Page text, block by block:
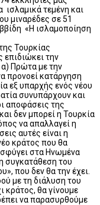
ισλαμικά τεμένη και
μιναρέδες σε 51
«Η ισλαμοποίηση
Τουρκίας
επιδιώκει την
Πρώτα με την
προνοεί κατάργηση
εξ υπαρχής ενός νέου
συνυπάρχουν και
αποφάσεις της
δεν μπορεί η Τουρκία
να απαλλαγεί η
αυτές είναι η
κράτος που θα
στα Ηνωμένα
συγκατάθεση του
που δεν θα την έχει.
με τη διάλυση του
κράτος, θα γίνουμε
να παρασυρθούμε